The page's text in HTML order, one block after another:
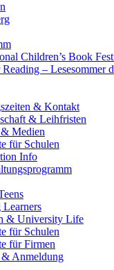
Children’s Book
Reading –
& Kontakt
& Leihfristen
Medien
für Schulen
Info
& University Life
für Schulen
für Firmen
Anmeldung